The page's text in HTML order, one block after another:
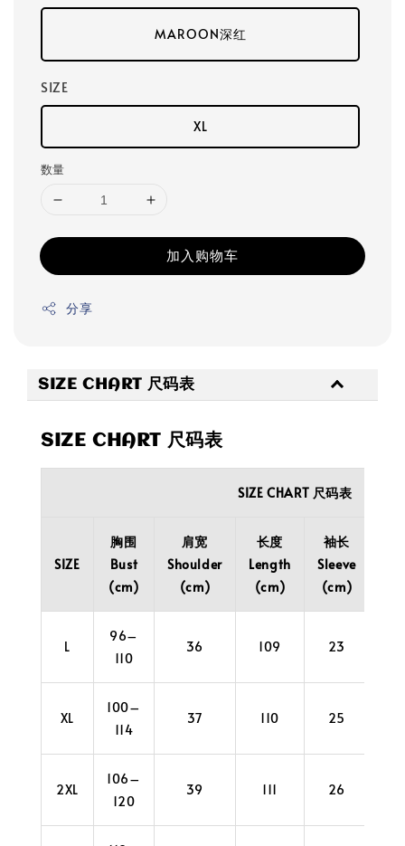
MAROON深红
SIZE
XL
数量
加入购物车
分享
SIZE CHART 尺码表
SIZE CHART 尺码表
SIZE CHART 尺码表
SIZE
胸围
Bust
(cm)
肩宽
Shoulder
(cm)
长度
Length
(cm)
袖长
Sleeve
(cm)
L
96–
110
36 109 23
XL
100–
114
37 110 25
2XL
106–
120
39 111 26